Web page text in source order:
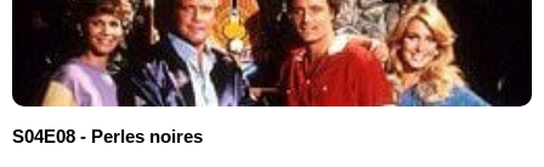
S04E08 - Perles noires